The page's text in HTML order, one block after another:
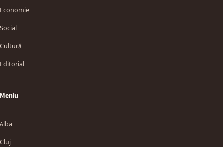
Economie
Social
Cultură
Editorial
Meniu
Alba
Cluj